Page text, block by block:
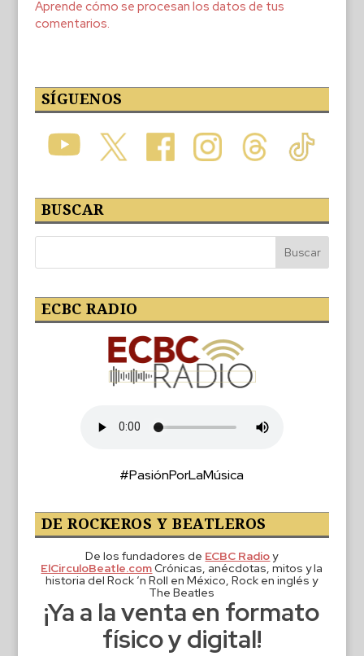
Aprende cómo se procesan los datos de tus
comentarios.
SÍGUENOS
BUSCAR
ECBC RADIO
#PasiónPorLaMúsica
DE ROCKEROS Y BEATLEROS
De los fundadores de ECBC Radioy
ElCirculoBeatle.comCrónicas, anécdotas, mitos y la
historia del Rock ‘n Roll en México, Rock en inglés y
The Beatles
¡Ya a la venta en formato
físico y digital!